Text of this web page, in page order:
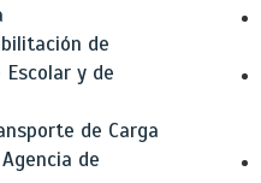
de
y de
de Carga
de